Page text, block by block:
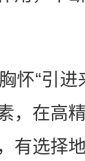
“引进
，在高
有选择